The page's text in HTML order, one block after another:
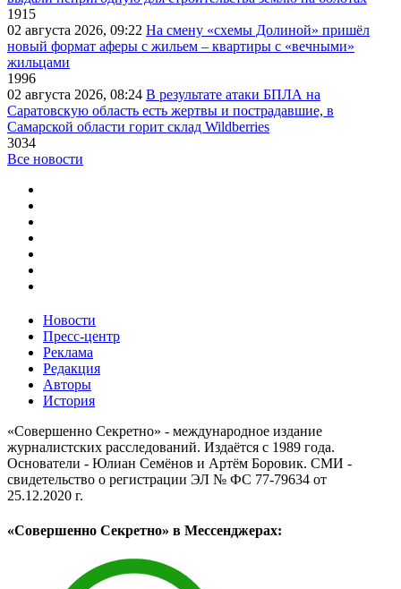
1915
02 августа 2026, 09:22 На смену «схемы Долиной» пришёл
новый формат аферы с жильем – квартиры с «вечными»
жильцами
1996
02 августа 2026, 08:24 В результате атаки БПЛА на
Саратовскую область есть жертвы и пострадавшие, в
Самарской области горит склад Wildberries
3034
Все новости
Новости
Пресс-центр
Реклама
Редакция
Авторы
История
«Совершенно Секретно» - международное издание
журналистских расследований. Издаётся с 1989 года.
Основатели - Юлиан Семёнов и Артём Боровик. CМИ -
свидетельство о регистрации ЭЛ № ФС 77-79634 от
25.12.2020 г.
«Совершенно Секретно» в Мессенджерах: